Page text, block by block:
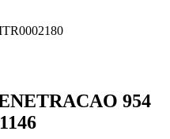
954